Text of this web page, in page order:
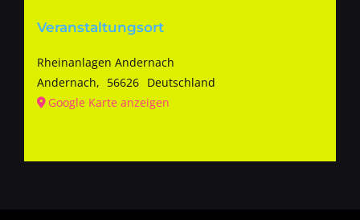
Veranstaltungsort
Rheinanlagen Andernach
Andernach, 56626 Deutschland
Google Karte anzeigen